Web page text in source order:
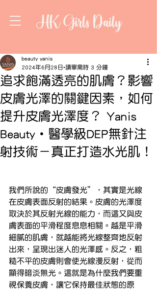
HK Girls Daily
追求飽滿透亮的肌膚？影響
皮膚光澤的關鍵因素，如何
提升皮膚光澤度？ Yanis
Beauty・醫學級DEP無針注
射技術－真正打造水光肌！
beauty yanis
2024年6月28日 讀畢需時 3 分鐘
我們所說的“皮膚發光”，其實是光線
在皮膚表面反射的結果。皮膚的光澤度
取決於其反射光線的能力，而這又與皮
膚表面的平滑程度息息相關。越是平滑
細膩的肌膚，就越能將光線整齊地反射
出來，呈現出迷人的光澤感。反之，粗
糙不平的皮膚則會使光線漫反射，從而
顯得暗淡無光。這就是為什麼我們要重
視保養皮膚，讓它保持最佳狀態的原